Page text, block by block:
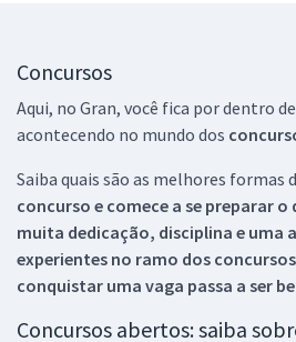
Concursos
Aqui, no Gran, você fica por dentro
acontecendo no mundo dos
Saiba quais são as melhores formas
concurso e comece a se preparar
muita dedicação, disciplina e uma
experientes no ramo dos
conquistar uma vaga passa a ser
Concursos abertos: saiba